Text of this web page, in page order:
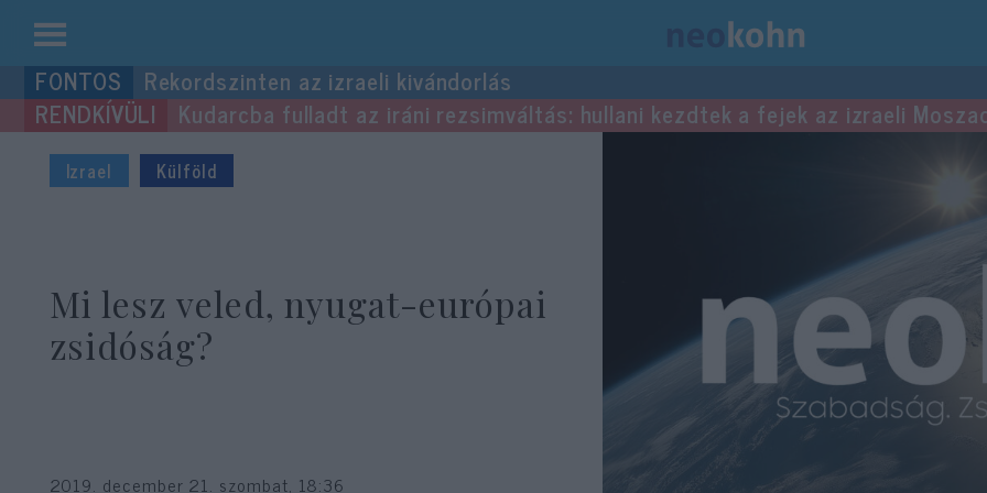
Kilépés
a
tartalomba
Rekordszinten az izraeli kivándorlás
Kudarcba fulladt az iráni rezsimváltás: hullani kezdtek a fejek az izraeli
Izrael Külföld
Mi lesz veled, nyugat-európai
zsidóság?
2019. december 21. szombat, 18:36